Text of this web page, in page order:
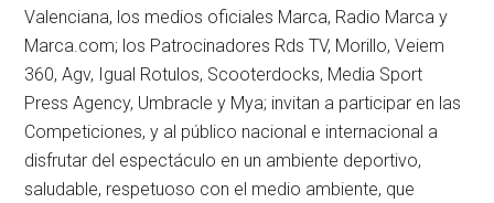
Valenciana, los medios oficiales Marca, Radio Marca y
Marca.com; los Patrocinadores Rds TV, Morillo, Veiem
360, Agv, Igual Rotulos, Scooterdocks, Media Sport
Press Agency, Umbracle y Mya; invitan a participar en las
Competiciones, y al público nacional e internacional a
disfrutar del espectáculo en un ambiente deportivo,
saludable, respetuoso con el medio ambiente, que